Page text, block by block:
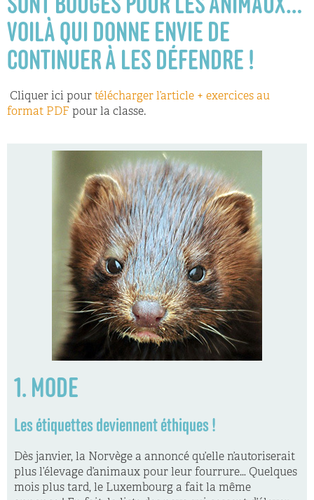
VOILÀ QUI DONNE ENVIE DE
CONTINUER À LES DÉFENDRE !
Cliquer ici pour télécharger l’article + exercices au
format PDF pour la classe.
1. MODE
Les étiquettes deviennent éthiques !
Dès janvier, la Norvège a annoncé qu’elle n’autoriserait
plus l’élevage d’animaux pour leur fourrure… Quelques
mois plus tard, le Luxembourg a fait la même